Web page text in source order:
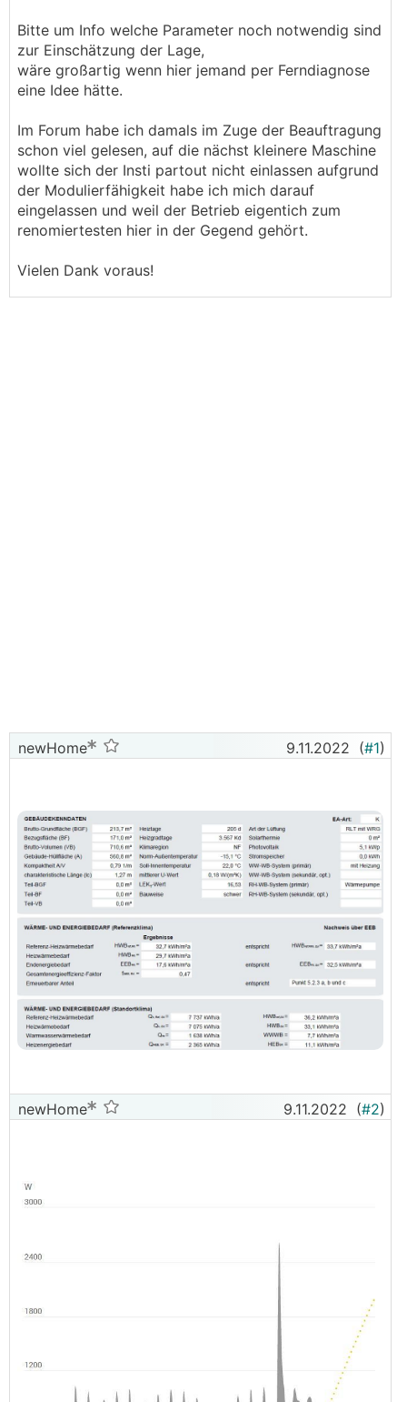
Bitte um Info welche Parameter noch notwendig sind
zur Einschätzung der Lage,
wäre großartig wenn hier jemand per Ferndiagnose
eine Idee hätte.
Im Forum habe ich damals im Zuge der Beauftragung
schon viel gelesen, auf die nächst kleinere Maschine
wollte sich der Insti partout nicht einlassen aufgrund
der Modulierfähigkeit habe ich mich darauf
eingelassen und weil der Betrieb eigentich zum
renomiertesten hier in der Gegend gehört.
Vielen Dank voraus!
newHome 9.11.2022 (#1)
newHome 9.11.2022 (#2)